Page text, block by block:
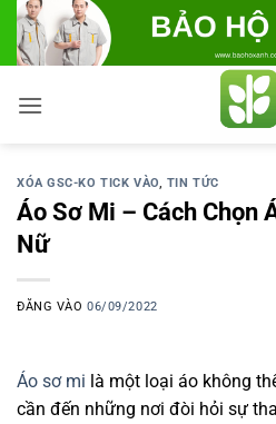
Bỏ
qua
nội
dung
XÓA GSC-KO TICK VÀO, TIN TỨC
Áo Sơ Mi – Cách Chọn
Nữ
ĐĂNG VÀO06/09/2022
Áo sơ mi là một loại áo không
cần đến những nơi đòi hỏi sự